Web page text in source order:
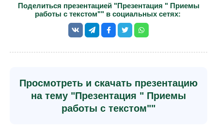
Поделиться презентацией "Презентация " Приемы
работы с текстом"" в социальных сетях:
Просмотреть и скачать презентацию
на тему "Презентация " Приемы
работы с текстом""